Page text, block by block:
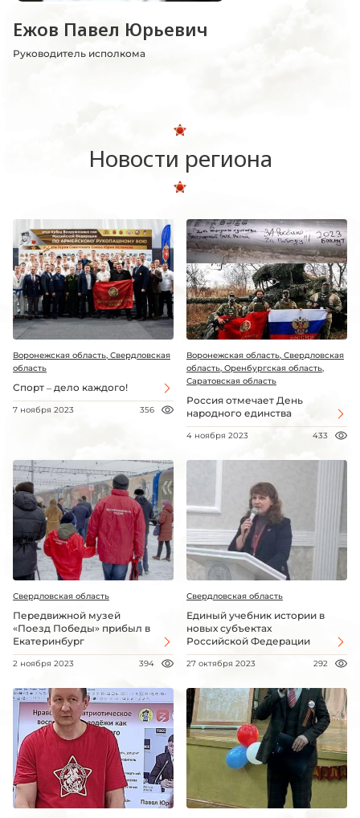
Ежов Павел Юрьевич
Руководитель исполкома
Новости региона
Воронежская область, Свердловская
область
Спорт – дело каждого!
7 ноября 2023 356
Воронежская область, Свердловская
область, Оренбургская область,
Саратовская область
Россия отмечает День
народного единства
4 ноября 2023 433
Свердловская область
Передвижной музей
«Поезд Победы» прибыл в
Екатеринбург
2 ноября 2023 394
Свердловская область
Единый учебник истории в
новых субъектах
Российской Федерации
27 октября 2023 292